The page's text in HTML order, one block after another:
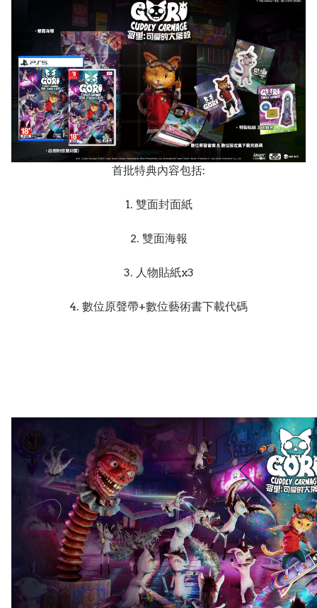
首批特典內容包括:
1. 雙面封面紙
2. 雙面海報
3. 人物貼紙x3
4. 數位原聲帶+數位藝術書下載代碼